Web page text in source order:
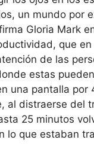
un mundo por
Gloria Mark
que
de las
estas
una pantalla por
al distraerse del
25 minutos
lo que estaban